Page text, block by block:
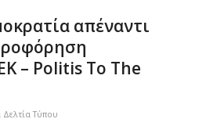
απέναντι
– Politis To The
Δελτία Τύπου